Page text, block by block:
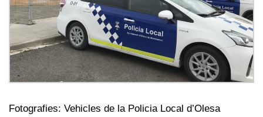
Fotografies: Vehicles de la Policia Local d’Olesa